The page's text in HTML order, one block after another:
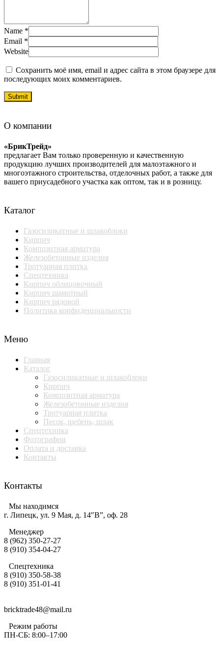
Name *
Email *
Website
Сохранить моё имя, email и адрес сайта в этом браузере для
последующих моих комментариев.
О компании
«БрикТрейд»
предлагает Вам только проверенную и качественную
продукцию лучших производителей для малоэтажного и
многоэтажного строительства, отделочных работ, а также для
вашего приусадебного участка как оптом, так и в розницу.
Каталог
Газосиликатные и шлакоблоки
Кирпич
Композитная арматура
Железобетонные изделия
Тротуарная плитка
Спецтехника
Кирпич облицовочный
Кирпич шамотный
Кирпич рядовой
Политика конфиденциальности
Меню
Главная
Каталог
Газосиликатные и шлакоблоки
Кирпич
Композитная арматура
Железобетонные изделия
Тротуарная плитка
Песок, щебень, шлак
Спецтехника
Фотографии
Оплата и доставка
Контакты
Контакты
Мы находимся
г. Липецк, ул. 9 Мая, д. 14″В”, оф. 28
Менеджер
8 (962) 350-27-27
8 (910) 354-04-27
Спецтехника
8 (910) 350-58-38
8 (910) 351-01-41
bricktrade48@mail.ru
Режим работы
ПН-СБ: 8:00–17:00